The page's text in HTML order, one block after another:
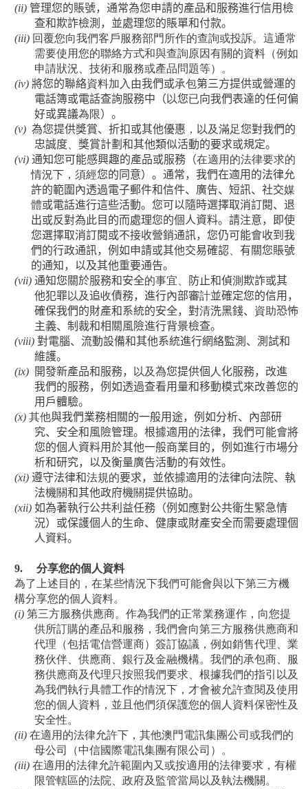
(ii) 管理您的賬號，通常為您申請的產品和服務進行信用檢
查和欺詐檢測，並處理您的賬單和付款。
(iii) 回覆您向我們客戶服務部門所作的查詢或投訴。這通常
需要使用您的聯絡方式和與查詢原因有關的資料（例如
申請狀況、技術和服務或產品問題等）。
(iv) 將您的聯絡資料加入 由我們或承包第三方提供或營運的
電話簿或電話查詢服務中（ 以您已向我們表達的任何偏
好或異議為限）。
(v) 為您提供獎賞、折扣或其他優惠 ，以及滿足您對我們的
忠誠度、 獎賞計劃和其他類似活動的要求或規定。
(vi) 通知您可能感興趣的產品或服務（在適用的法律要求的
情況下，須經您的同意）。通常，我們在適用的法律允
許的範圍內透過電子郵件和信件、廣告、短訊、社交媒
體或電話進行這些活動。您可以隨時選擇取消訂閱、退
出或反對為此目的而處理您的個人資料。請注意，即使
您選擇取消訂閱或不接收營銷通訊，您仍可能會收到我
們的行政通訊，例如申請或其他交易確認
有關您賬號
的通知，以及其他重要通告。
(vii) 通知您關於服務和安全的事宜、 防止和偵測欺詐或其
他犯罪以及追收債務，進行內部審計並確定您的信用，
確保我們的財產和系統的安全，對清洗黑錢、 資助恐怖
主義、制裁和相關風險進行背景檢查。
(viii) 對電腦、流動設備和其他系統進行網絡監測、測試和
維護。
(ix) 開發新產品和服務， 以及為您提供個 人 化服務，改進
我們的服務，例如透過查看用量和移動模式來改善您的
用戶體驗。
(x) 其他與我們業務相關的一般用途，例如分析、內部研
究、安全和風險管理。根據適用 的法律，我們可能會將
您的個人資料用於其他一般商業目的，例如進行市場分
析和研究，以及衡量廣告活動的有效性。
(xi) 遵守法律和法規的要求，並依據適用的法律向法院、執
法機關和其他政府機關提供協助。
(xii) 如為著執行公共利益任務（例如應對公共衛生緊急情
況）或保護個人的生命、健康或財產安全而需要處理個
人資料。
9.
分享您的個人資料
為了上述目的，在某些情況下我們可能會與以下第三方機
構分享您的個人資料。
(i) 第三方服務供應商。作為我們的正常業務運作，向您提
供所訂購的產品和服務，我們會向第三方服務供應商和
代理（包括電信營運商）簽訂協議，例如銷售代理、業
務伙伴、供應商、銀行及金融機構。我們的承包商、服
務供應商及代理只按照我們要求、根據我們的指引以及
為我們執行具體工作的情況下，才會被允許查閱及使用
您的個人資料，並且他們須保護您的個人資料保密性及
安全性。
(ii) 在適用的法律允許下，其他澳門電訊集團公司或我們的
母公司（中信國際電訊集團有限公司）。
(iii) 在適用的法律允許範圍內又或按適用的法律要求，有權
限管轄區的法院、政府及監管當局以及執法機關。